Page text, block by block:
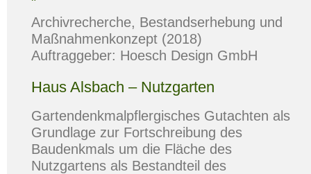
Archivrecherche, Bestandserhebung und
Maßnahmenkonzept (2018)
Auftraggeber: Hoesch Design GmbH
Haus Alsbach – Nutzgarten
Gartendenkmalpflergisches Gutachten als
Grundlage zur Fortschreibung des
Baudenkmals um die Fläche des
Nutzgartens als Bestandteil des